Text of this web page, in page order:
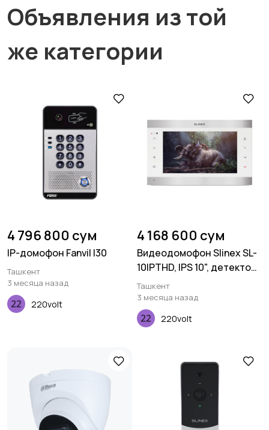
Объявления из той
же категории
4 796 800 сум
IP-домофон Fanvil I30
Ташкент
3 месяца назад
220volt
4 168 600 сум
Видеодомофон Slinex SL-
10IPTHD, IPS 10", детектор
движения,
переадресация,
серебристый белый
Ташкент
3 месяца назад
220volt